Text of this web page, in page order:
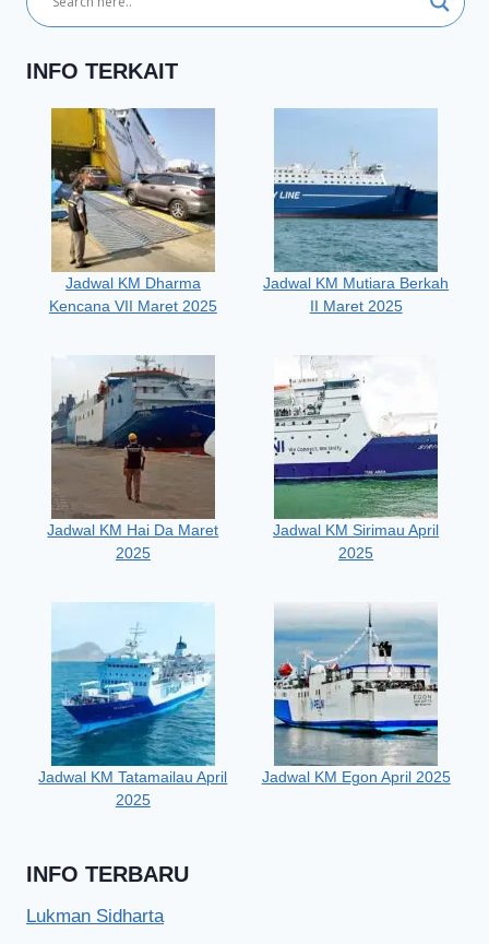
INFO TERKAIT
Jadwal KM Dharma
Kencana VII Maret 2025
Jadwal KM Mutiara Berkah
II Maret 2025
Jadwal KM Hai Da Maret
2025
Jadwal KM Sirimau April
2025
Jadwal KM Tatamailau April
2025
Jadwal KM Egon April 2025
INFO TERBARU
Lukman Sidharta